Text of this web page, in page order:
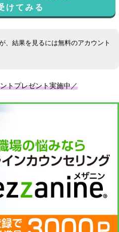
けてみる
、結果を見るには無料のアカウント
トプレゼント実施中／